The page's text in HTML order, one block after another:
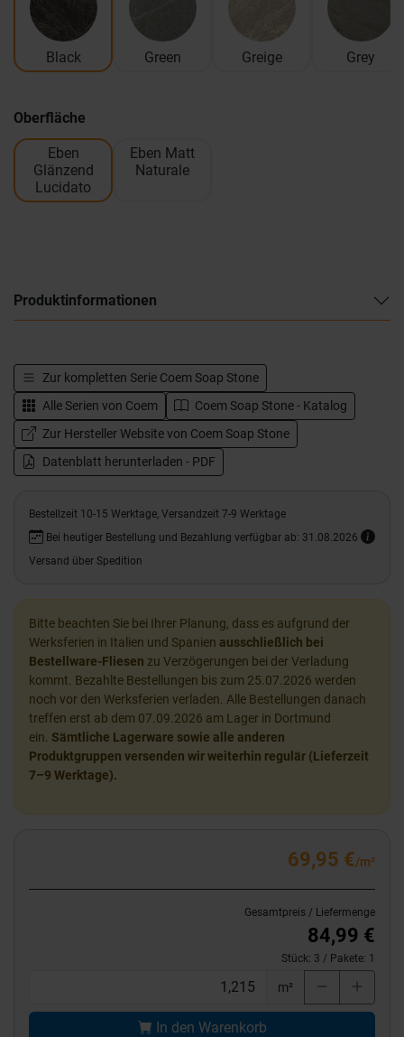
Black Green Greige Grey
Oberfläche
Eben
Glänzend
Lucidato
Eben Matt
Naturale
Produktinformationen
Zur kompletten Serie Coem Soap Stone
Alle Serien von Coem
Coem Soap Stone - Katalog
Zur Hersteller Website von Coem Soap Stone
Datenblatt herunterladen - PDF
Bestellzeit 10-15 Werktage, Versandzeit 7-9 Werktage
Bei heutiger Bestellung und Bezahlung verfügbar ab: 31.08.2026
Versand über Spedition
Bitte beachten Sie bei Ihrer Planung, dass es aufgrund der
Werksferien in Italien und Spanien ausschließlich bei
Bestellware-Fliesen zu Verzögerungen bei der Verladung
kommt. Bezahlte Bestellungen bis zum 25.07.2026 werden
noch vor den Werksferien verladen. Alle Bestellungen danach
treffen erst ab dem 07.09.2026 am Lager in Dortmund
ein. Sämtliche Lagerware sowie alle anderen
Produktgruppen versenden wir weiterhin regulär (Lieferzeit
7–9 Werktage).
69,95 €/m²
Gesamtpreis / Liefermenge
84,99 €
Stück: 3 / Pakete: 1
m²
In den Warenkorb